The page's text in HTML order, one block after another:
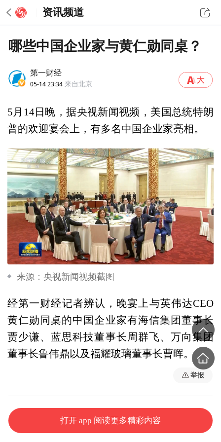
资讯频道
哪些中国企业家与黄仁勋同桌？
第一财经
05-14 23:34 来自北京
5月14日晚，据央视新闻视频，美国总统特朗
普的欢迎宴会上，有多名中国企业家亮相。
来源：央视新闻视频截图
经第一财经记者辨认，晚宴上与英伟达CEO
黄仁勋同桌的中国企业家有海信集团董事长
贾少谦、蓝思科技董事长周群飞、万向集团
董事长鲁伟鼎以及福耀玻璃董事长曹晖。
举报
打开 app 阅读更多精彩内容